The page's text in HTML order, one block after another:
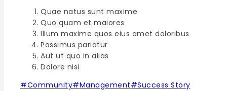
Quae natus sunt maxime
Quo quam et maiores
Illum maxime quos eius amet doloribus
Possimus pariatur
Aut ut quo in alias
Dolore nisi
Post
#Community#Management#Success Story